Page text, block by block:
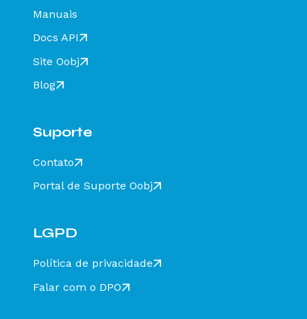
Manuais
Docs API
Site Oobj
Blog
Suporte
Contato
Portal de Suporte Oobj
LGPD
Política de privacidade
Falar com o DPO